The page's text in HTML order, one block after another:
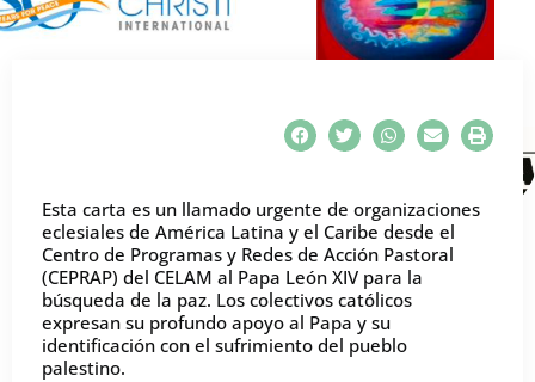
Esta carta es un llamado urgente de organizaciones
eclesiales de América Latina y el Caribe desde el
Centro de Programas y Redes de Acción Pastoral
(CEPRAP) del CELAM al Papa León XIV para la
búsqueda de la paz. Los colectivos católicos
expresan su profundo apoyo al Papa y su
identificación con el sufrimiento del pueblo
palestino.